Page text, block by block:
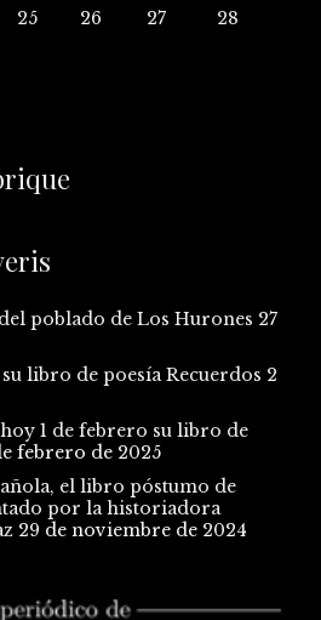
25 26 27
28
poblado de Los Hurones 27
libro de poesía Recuerdos 2
1 de febrero su libro de
febrero de 2025
el libro póstumo de
por la historiadora
29 de noviembre de 2024